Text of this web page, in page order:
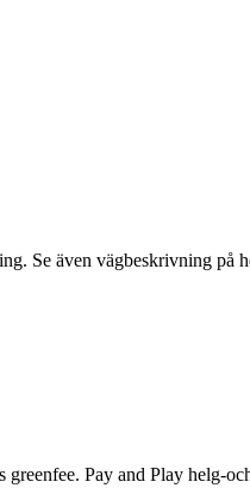
Se även vägbeskrivning på
Pay and Play helg-